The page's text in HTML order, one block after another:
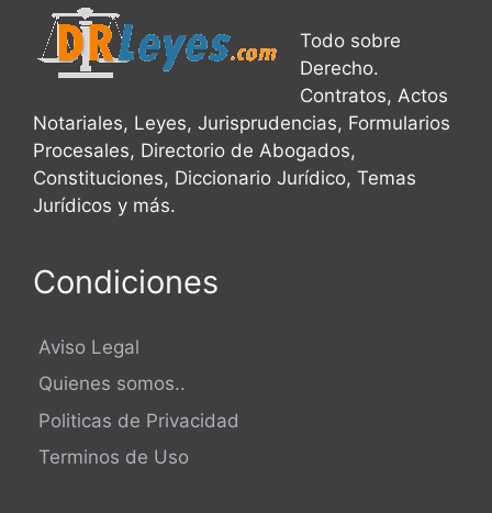
Todo sobre
Derecho.
Contratos, Actos
Notariales, Leyes, Jurisprudencias, Formularios
Procesales, Directorio de Abogados,
Constituciones, Diccionario Jurídico, Temas
Jurídicos y más.
Condiciones
Aviso Legal
Quienes somos..
Politicas de Privacidad
Terminos de Uso